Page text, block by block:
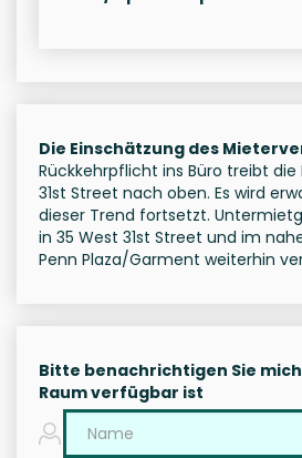
Die Einschätzung des
Rückkehrpflicht ins Büro treibt die
31st Street nach oben. Es wird
dieser Trend fortsetzt.
in 35 West 31st Street und im
Penn Plaza/Garment weiterhin
Bitte benachrichtigen Sie
Raum verfügbar ist